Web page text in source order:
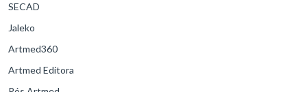
SECAD
Jaleko
Artmed360
Artmed Editora